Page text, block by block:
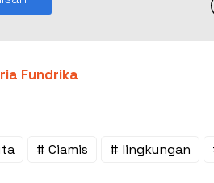
Fundrika
# Ciamis # lingkungan